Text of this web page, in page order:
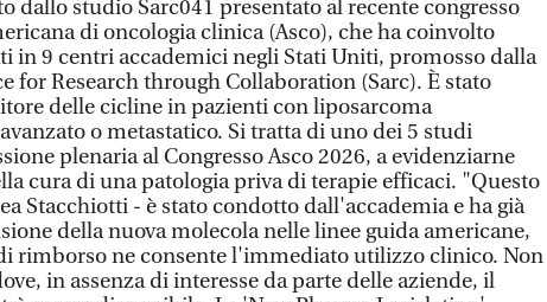
dallo studio Sarc041 presentato al recente congresso
di oncologia clinica (Asco), che ha coinvolto
in 9 centri accademici negli Stati Uniti, promosso dalla
for Research through Collaboration (Sarc). È stato
delle cicline in pazienti con liposarcoma
o metastatico. Si tratta di uno dei 5 studi
plenaria al Congresso Asco 2026, a evidenziarne
cura di una patologia priva di terapie efficaci. "Questo
Stacchiotti - è stato condotto dall'accademia e ha già
della nuova molecola nelle linee guida americane,
rimborso ne consente l'immediato utilizzo clinico. Non
in assenza di interesse da parte delle aziende, il